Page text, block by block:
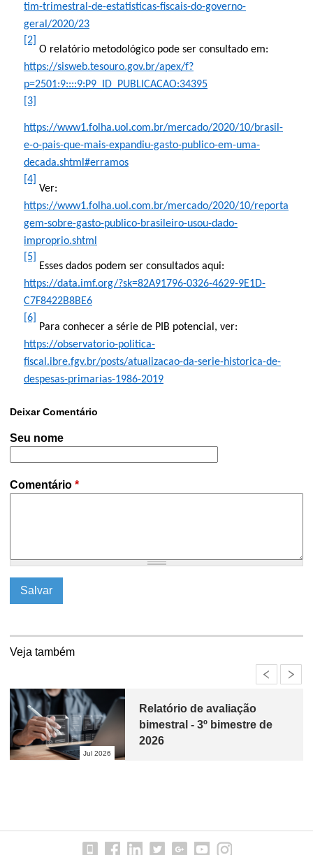
tim-trimestral-de-estatisticas-fiscais-do-governo-
geral/2020/23
[2]
O relatório metodológico pode ser consultado em:
https://sisweb.tesouro.gov.br/apex/f?
p=2501:9::::9:P9_ID_PUBLICACAO:34395
[3]
https://www1.folha.uol.com.br/mercado/2020/10/brasil-
e-o-pais-que-mais-expandiu-gasto-publico-em-uma-
decada.shtml#erramos
[4]
Ver:
https://www1.folha.uol.com.br/mercado/2020/10/reporta
gem-sobre-gasto-publico-brasileiro-usou-dado-
improprio.shtml
[5]
Esses dados podem ser consultados aqui:
https://data.imf.org/?sk=82A91796-0326-4629-9E1D-
C7F8422B8BE6
[6]
Para conhecer a série de PIB potencial, ver:
https://observatorio-politica-
fiscal.ibre.fgv.br/posts/atualizacao-da-serie-historica-de-
despesas-primarias-1986-2019
Deixar Comentário
Seu nome
Comentário *
Veja também
Relatório de avaliação
bimestral - 3º bimestre de
2026
Jul 2026